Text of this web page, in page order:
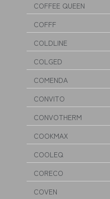
COFFEE QUEEN
COFFF
COLDLINE
COLGED
COMENDA
CONVITO
CONVOTHERM
COOKMAX
COOLEQ
CORECO
COVEN